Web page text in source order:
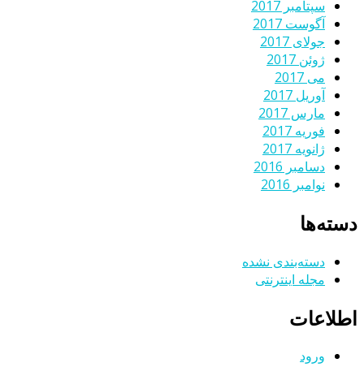
سپتامبر 2017
آگوست 2017
جولای 2017
ژوئن 2017
می 2017
آوریل 2017
مارس 2017
فوریه 2017
ژانویه 2017
دسامبر 2016
نوامبر 2016
دسته‌ها
دسته‌بندی نشده
مجله اینترنتی
اطلاعات
ورود